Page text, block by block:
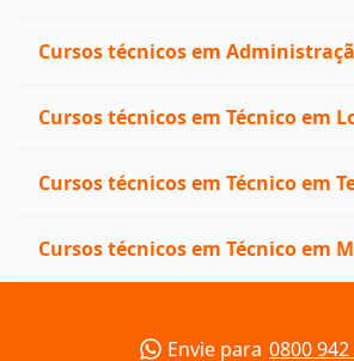
Cursos técnicos em
Cursos técnicos em Técnico em
Cursos técnicos em Técnico em
Cursos técnicos em Técnico em
Envie para 0800